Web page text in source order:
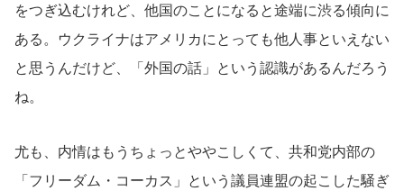
をつぎ込むけれど、他国のことになると途端に渋る傾向に
ある。ウクライナはアメリカにとっても他人事といえない
と思うんだけど、「外国の話」という認識があるんだろう
ね。
尤も、内情はもうちょっとややこしくて、共和党内部の
「フリーダム・コーカス」という議員連盟の起こした騒ぎ